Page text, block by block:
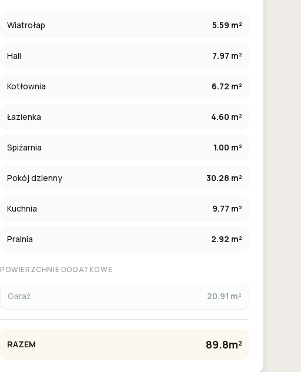
Wiatrołap 5.59 m²
Hall 7.97 m²
Kotłownia 6.72 m²
Łazienka 4.60 m²
Spiżarnia 1.00 m²
Pokój dzienny 30.28 m²
Kuchnia 9.77 m²
Pralnia 2.92 m²
POWIERZCHNIE DODATKOWE
Garaż 20.91 m²
RAZEM 89.8m²